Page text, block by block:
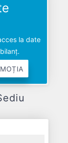
la date